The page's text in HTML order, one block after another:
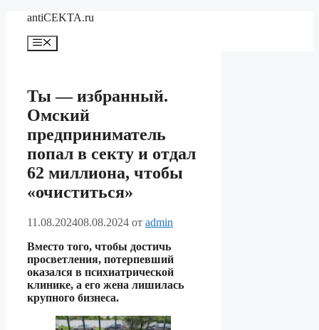
Перейти
содержимому
antiCEKTA.ru
Меню
Ты — избранный.
Омский
предприниматель
попал в секту и отдал
62 миллиона, чтобы
«очиститься»
11.08.202408.08.2024 от admin
Вместо того, чтобы достичь
просветления, потерпевший
оказался в психиатрической
клинике, а его жена лишилась
крупного бизнеса.